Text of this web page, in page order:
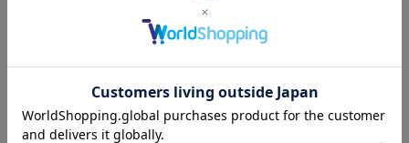
カートに入れる カートに入れる